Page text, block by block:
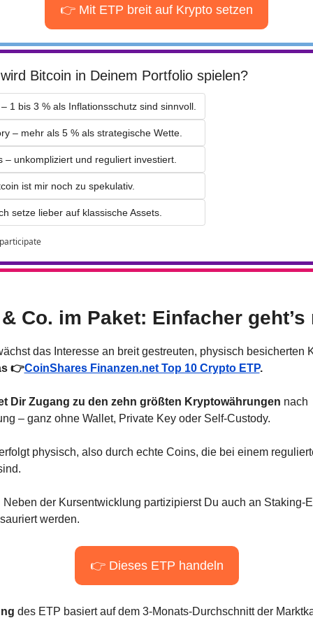
👉 Mit ETP breit auf Krypto setzen
Bitcoin in Deinem Portfolio spielen?
1 bis 3 % als Inflationsschutz sind sinnvoll.
– mehr als 5 % als strategische Wette.
– unkompliziert und reguliert investiert.
ist mir noch zu spekulativ.
setze lieber auf klassische Assets.
Co. im Paket: Einfacher geht’s
👉CoinShares Finanzen.net Top 10 Crypto ETP.
Dir Zugang zu den zehn größten Kryptowährungen nach
– ganz ohne Wallet, Private Key oder Self-Custody.
physisch, also durch echte Coins, die bei einem
Neben der Kursentwicklung partizipierst Du auch an Staking-
werden.
👉 Dieses ETP handeln
des ETP basiert auf dem 3-Monats-Durchschnitt der